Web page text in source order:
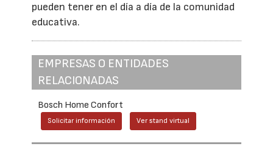
pueden tener en el día a día de la comunidad
educativa.
EMPRESAS O ENTIDADES
RELACIONADAS
Bosch Home Confort
Solicitar información Ver stand virtual